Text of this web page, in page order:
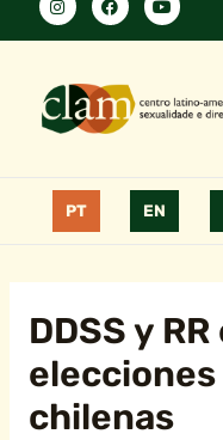
PT EN
DDSS y
chilenas